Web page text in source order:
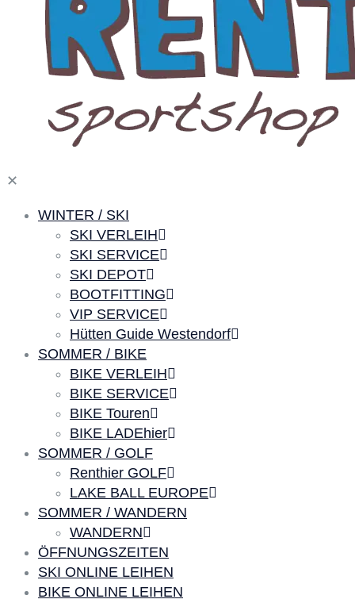
✕
WINTER / SKI
SKI VERLEIH
SKI SERVICE
SKI DEPOT
BOOTFITTING
VIP SERVICE
Hütten Guide Westendorf
SOMMER / BIKE
BIKE VERLEIH
BIKE SERVICE
BIKE Touren
BIKE LADEhier
SOMMER / GOLF
Renthier GOLF
LAKE BALL EUROPE
SOMMER / WANDERN
WANDERN
ÖFFNUNGSZEITEN
SKI ONLINE LEIHEN
BIKE ONLINE LEIHEN